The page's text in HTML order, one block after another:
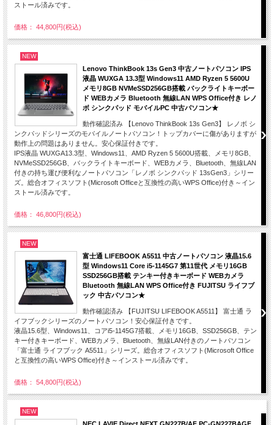
ストール済みです。
価格： 44,800円(税込)
NEW
Lenovo ThinkBook 13s Gen3 中古ノートパソコン IPS
液晶 WUXGA 13.3型 Windows11 AMD Ryzen 5 5600U
メモリ8GB NVMeSSD256GB搭載 バックライトキーボー
ド WEBカメラ Bluetooth 無線LAN WPS Office付き レノ
ボ シンクパッド モバイルPC 中古パソコン★
動作確認済み 【Lenovo ThinkBook 13s Gen3】 レノボ シ
ンクパッドシリーズのモバイルノートパソコン！トップカバーに傷がありますが
動作上の問題はありません。安心保証付きです。
IPS液晶 WUXGA13.3型、Windows11、AMD Ryzen 5 5600U搭載、メモリ8GB、
NVMeSSD256GB、バックライトキーボード、WEBカメラ、Bluetooth、無線LAN
付きの持ち運び便利なノートパソコン「レノボ シンクパッド 13sGen3」シリー
ズ。総合オフィスソフト(Microsoft Officeと互換性の高いWPS Office)付き～イン
ストール済みです。
価格： 46,800円(税込)
NEW
富士通 LIFEBOOK A5511 中古ノートパソコン 液晶15.6
型 Windows11 Core i5-1145G7 第11世代 メモリ16GB
SSD256GB搭載 テンキー付きキーボード WEBカメラ
Bluetooth 無線LAN WPS Office付き FUJITSU ライフブ
ック 中古パソコン★
動作確認済み 【FUJITSU LIFEBOOK A5511】 富士通 ラ
イフブックシリーズのノートパソコン！安心保証付きです。
液晶15.6型、Windows11、コアi5-1145G7搭載、メモリ16GB、SSD256GB、テン
キー付きキーボード、WEBカメラ、Bluetooth、無線LAN付きのノートパソコン
「富士通 ライフブック A5511」シリーズ。総合オフィスソフト(Microsoft Office
と互換性の高いWPS Office)付き～インストール済みです。
価格： 54,800円(税込)
NEW